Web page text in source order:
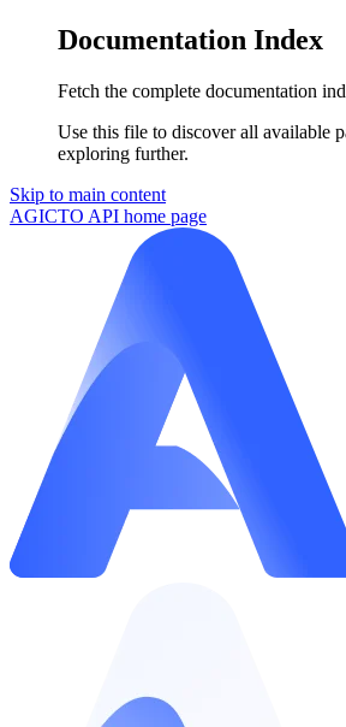
Documentation Index
Fetch the complete documentation
Use this file to discover all available
exploring further.
Skip to main content
AGICTO API home page